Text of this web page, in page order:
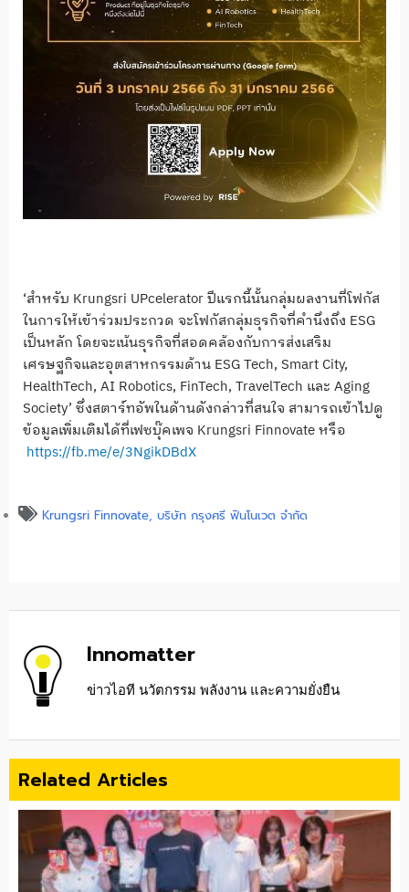
‘สำหรับ Krungsri UPcelerator ปีแรกนี้นั้นกลุ่มผลงานที่โฟกัส
ในการให้เข้าร่วมประกวด จะโฟกัสกลุ่มธุรกิจที่คำนึงถึง ESG
เป็นหลัก โดยจะเน้นธุรกิจที่สอดคล้องกับการส่งเสริม
เศรษฐกิจและอุตสาหกรรมด้าน ESG Tech, Smart City,
HealthTech, AI Robotics, FinTech, TravelTech และ Aging
Society’ ซึ่งสตาร์ทอัพในด้านดังกล่าวที่สนใจ สามารถเข้าไปดู
ข้อมูลเพิ่มเติมได้ที่เฟซบุ๊คเพจ Krungsri Finnovate หรือ
https://fb.me/e/3NgikDBdX
Krungsri Finnovate, บริษัท กรุงศรี ฟินโนเวต จำกัด
Innomatter
ข่าวไอที นวัตกรรม พลังงาน และความยั่งยืน
Related Articles